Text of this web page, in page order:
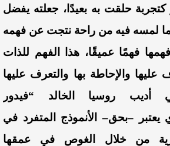
كتجربة حلقت به بعيدًا، جعلته يفضل
لمسه فيه من راحة نتجت عن فهمه
فهمًا عميقًا، هذا الفهم للذات
عليها والإحاطةبها والتعرف عليها
روسيا الخالد “فيدور
–بحق– الأنموذج المتفرد في
من خلال الغوص في عمقها